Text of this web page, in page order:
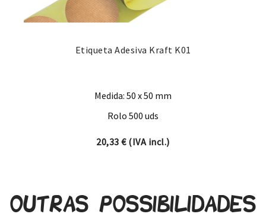
Etiqueta Adesiva Kraft K01
Medida: 50 x 50 mm
Rolo 500 uds
20,33€(IVA incl.)
Outras possibilidades